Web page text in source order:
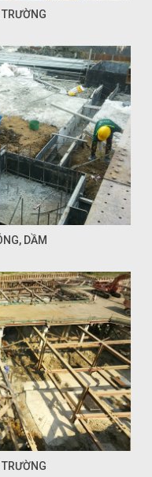
DẦM